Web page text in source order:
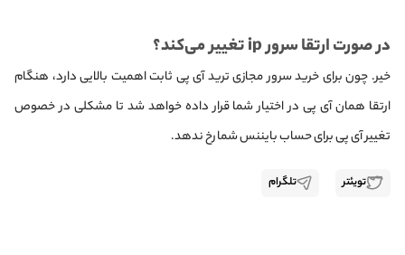
در صورت ارتقا سرور ip تغییر می‌کند؟
خیر. چون برای خرید سرور مجازی ترید آی پی ثابت اهمیت بالایی دارد، هنگام
ارتقا همان آی پی در اختیار شما قرار داده خواهد شد تا مشکلی در خصوص
تغییر آی پی برای حساب بایننس شما رخ ندهد.
تویئتر تلگرام